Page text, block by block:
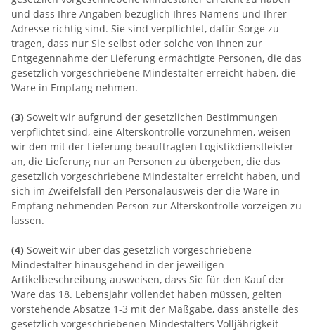
und dass Ihre Angaben bezüglich Ihres Namens und Ihrer
Adresse richtig sind. Sie sind verpflichtet, dafür Sorge zu
tragen, dass nur Sie selbst oder solche von Ihnen zur
Entgegennahme der Lieferung ermächtigte Personen, die das
gesetzlich vorgeschriebene Mindestalter erreicht haben, die
Ware in Empfang nehmen.
(3) Soweit wir aufgrund der gesetzlichen Bestimmungen
verpflichtet sind, eine Alterskontrolle vorzunehmen, weisen
wir den mit der Lieferung beauftragten Logistikdienstleister
an, die Lieferung nur an Personen zu übergeben, die das
gesetzlich vorgeschriebene Mindestalter erreicht haben, und
sich im Zweifelsfall den Personalausweis der die Ware in
Empfang nehmenden Person zur Alterskontrolle vorzeigen zu
lassen.
(4) Soweit wir über das gesetzlich vorgeschriebene
Mindestalter hinausgehend in der jeweiligen
Artikelbeschreibung ausweisen, dass Sie für den Kauf der
Ware das 18. Lebensjahr vollendet haben müssen, gelten
vorstehende Absätze 1-3 mit der Maßgabe, dass anstelle des
gesetzlich vorgeschriebenen Mindestalters Volljährigkeit